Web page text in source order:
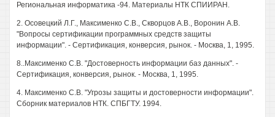
Региональная информатика -94. Материалы НТК СПИИРАН.
2. Осовецкий Л.Г., Максименко C.B., Скворцов A.B., Воронин A.B.
"Вопросы сертификации программных средств защиты
информации". - Сертификация, конверсия, рынок. - Москва, 1, 1995.
8..Максименко C.B. "Достоверность информации баз данных". -
Сертификация, конверсия, рынок. - Москва, 1, 1995.
4. Максименко C.B. "Угрозы защиты и достоверности информации".
Сборник материалов НТК. СПБГТУ. 1994.